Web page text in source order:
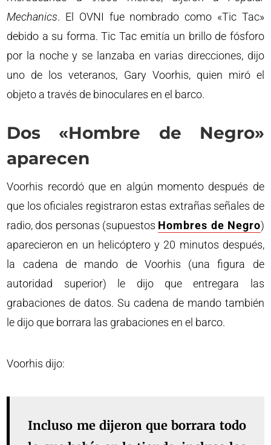
Mechanics. El OVNI fue nombrado como «Tic Tac»
debido a su forma. Tic Tac emitía un brillo de fósforo
por la noche y se lanzaba en varias direcciones, dijo
uno de los veteranos, Gary Voorhis, quien miró el
objeto a través de binoculares en el barco.
Dos «Hombre de Negro»
aparecen
Voorhis recordó que en algún momento después de
que los oficiales registraron estas extrañas señales de
radio, dos personas (supuestos Hombres de Negro)
aparecieron en un helicóptero y 20 minutos después,
la cadena de mando de Voorhis (una figura de
autoridad superior) le dijo que entregara las
grabaciones de datos. Su cadena de mando también
le dijo que borrara las grabaciones en el barco.
Voorhis dijo:
Incluso me dijeron que borrara todo